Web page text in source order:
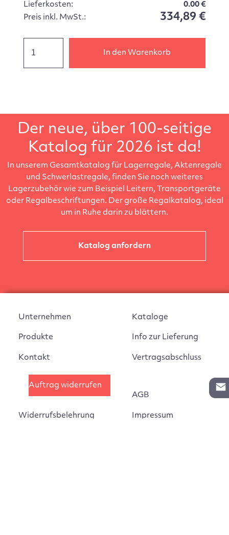
Lieferkosten:
0.00 €
Preis inkl. MwSt.:
334,89 €
In den Warenkorb
Der neue, über 100-seitige
Katalog für 2026 ist da!
In unserem Gesamtkatalog für Lagerregale, Aktenregale
und Schwerlastregale, finden Sie noch weiteres
Lagerzubehör wie zum Beispiel Leitern, Transportgeräte
oder Regalbeschriftungen. Der große Regalkatalog, ideal
um in Ruhe darin zu blättern.
Katalog anfordern
Unternehmen
Produkte
Kontakt
Kataloge
Info zur Lieferung
Vertragsabschluss
Auftrag widerrufen
Widerrufsbelehrung
AGB
Impressum